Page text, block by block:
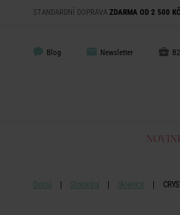
STANDARDNÍ DOPRAVA ZDARMA OD 2 500 KČ
Blog Newsletter
Domů Stolování Sklenice